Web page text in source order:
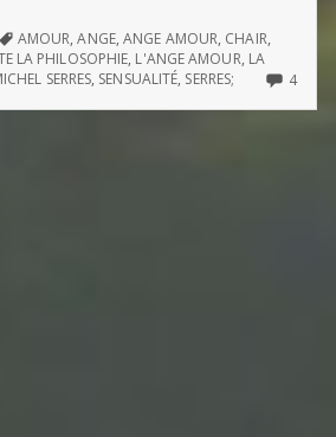
AMOUR,ANGE,ANGE AMOUR, CHAIR,
LA PHILOSOPHIE, L'ANGE AMOUR, LA
SERRES, SENSUALITÉ, SERRES; 44